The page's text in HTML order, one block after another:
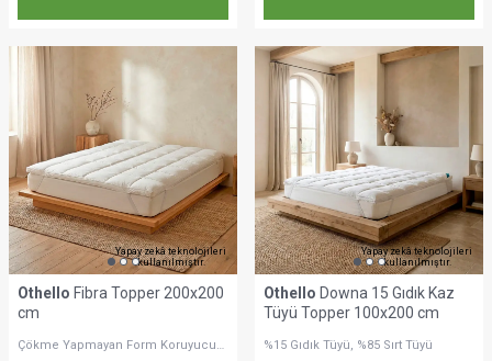
Yapay zekâ teknolojileri
kullanılmıştır.
Othello Fibra Topper 200x200
cm
Çökme Yapmayan Form Koruyucu
Yapay zekâ teknolojileri
kullanılmıştır.
Othello Downa 15 Gıdık Kaz
Tüyü Topper 100x200 cm
%15 Gıdık Tüyü, %85 Sırt Tüyü